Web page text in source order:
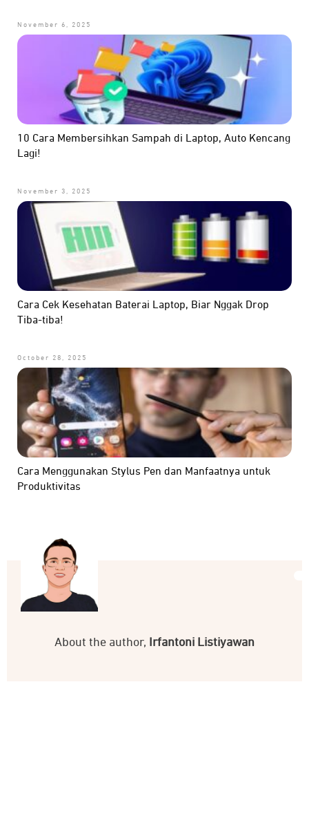
November 6, 2025
10 Cara Membersihkan Sampah di Laptop, Auto Kencang
Lagi!
November 3, 2025
Cara Cek Kesehatan Baterai Laptop, Biar Nggak Drop
Tiba-tiba!
October 28, 2025
Cara Menggunakan Stylus Pen dan Manfaatnya untuk
Produktivitas
About the author, Irfantoni Listiyawan